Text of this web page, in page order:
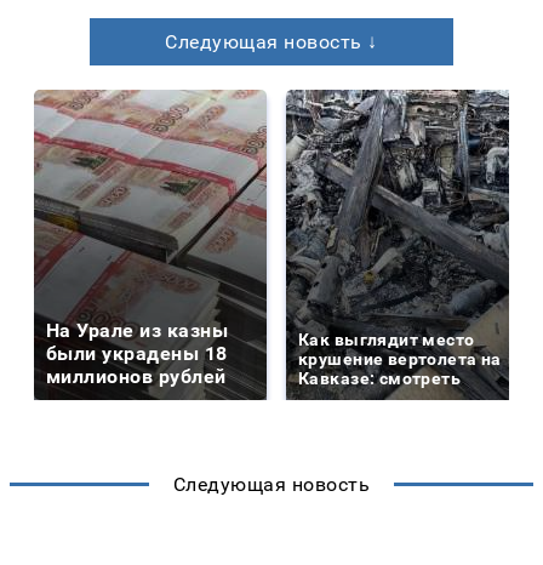
Следующая новость ↓
На Урале из казны
были украдены 18
миллионов рублей
Как выглядит место
крушение вертолета на
Кавказе: смотреть
Следующая новость